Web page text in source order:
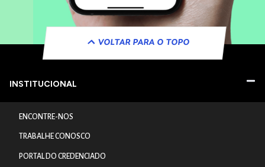
VOLTAR PARA O TOPO
INSTITUCIONAL
ENCONTRE-NOS
TRABALHE CONOSCO
PORTAL DO CREDENCIADO